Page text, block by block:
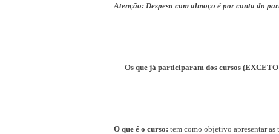
Atenção: Despesa com almoço é por conta do
Os que já participaram dos cursos
O que é o curso: tem como objetivo apresentar as